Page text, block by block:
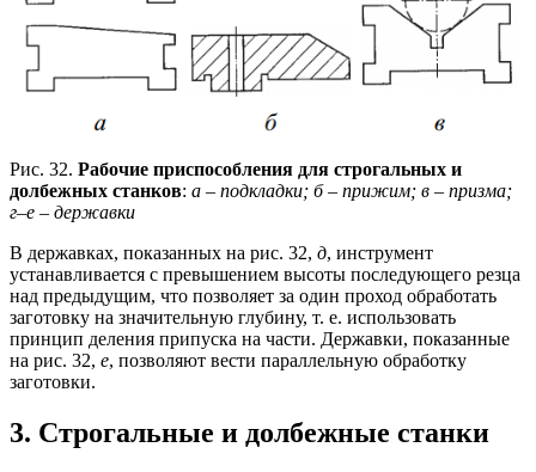
Рис. 32. Рабочие приспособления для строгальных и
долбежных станков: а – подкладки; б – прижим; в – призма;
г–е – державки
В державках, показанных на рис. 32, д, инструмент
устанавливается с превышением высоты последующего резца
над предыдущим, что позволяет за один проход обработать
заготовку на значительную глубину, т. е. использовать
принцип деления припуска на части. Державки, показанные
на рис. 32, е, позволяют вести параллельную обработку
заготовки.
3. Строгальные и долбежные станки